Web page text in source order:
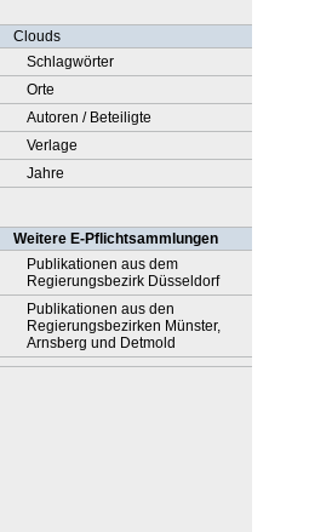
Clouds
Schlagwörter
Orte
Autoren / Beteiligte
Verlage
Jahre
Weitere E-Pflichtsammlungen
Publikationen aus dem
Regierungsbezirk Düsseldorf
Publikationen aus den
Regierungsbezirken Münster,
Arnsberg und Detmold